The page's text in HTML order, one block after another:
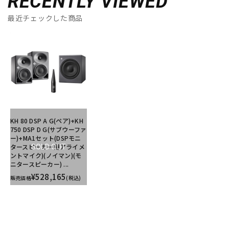
最近チェックした商品
SOLD OUT
KH 80 DSP A G(ペア)+KH
750 DSP D G(サブウーファ
ー)+MA1セット(DSPモニ
タースピーカー用アライメ
ントマイク)(ノイマン)(モ
ニタースピーカー) ...
販売価格¥528,165(税込)